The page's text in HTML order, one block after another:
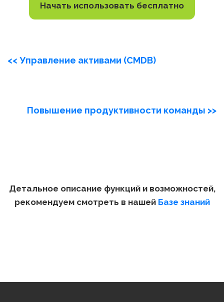
Начать использовать бесплатно
<< Управление активами (CMDB)
Повышение продуктивности команды >>
Детальное описание функций и возможностей,
рекомендуем смотреть в нашей Базе знаний